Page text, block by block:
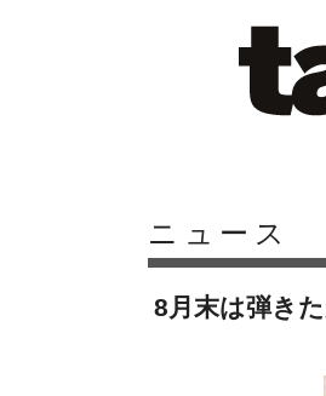
ニュース
8月末は弾き